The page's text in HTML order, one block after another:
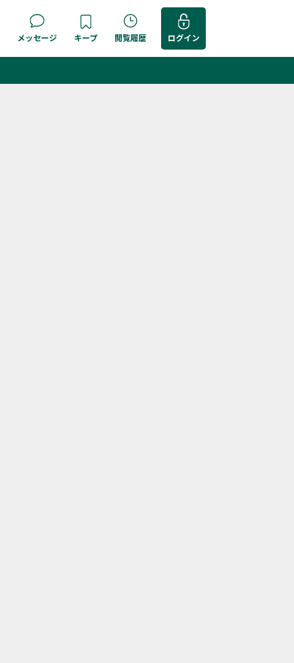
メッセージ キープ 閲覧履歴 ログイン